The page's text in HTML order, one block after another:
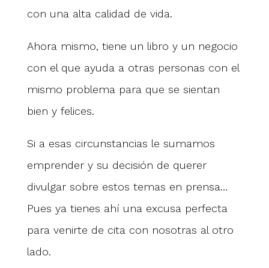
con una alta calidad de vida.
Ahora mismo, tiene un libro y un negocio
con el que ayuda a otras personas con el
mismo problema para que se sientan
bien y felices.
Si a esas circunstancias le sumamos
emprender y su decisión de querer
divulgar sobre estos temas en prensa…
Pues ya tienes ahí una excusa perfecta
para venirte de cita con nosotras al otro
lado.